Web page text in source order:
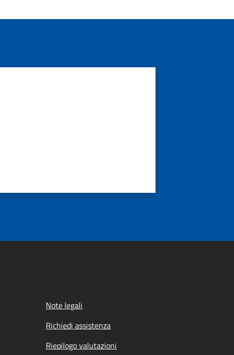
Note legali
Richiedi assistenza
Riepilogo valutazioni